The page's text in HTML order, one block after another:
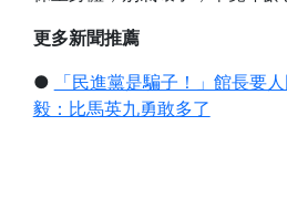
更多新聞推薦
●
「民進黨是騙子！」館長要
毅：比馬英九勇敢多了